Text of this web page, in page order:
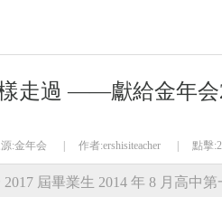
走過 ——獻給金年会
:金年会 | 作者:ershisiteacher | 點擊:
屆畢業生 2014 年 8 月高中第